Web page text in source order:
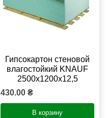
Гипсокартон стеновой
влагостойкий KNAUF
2500х1200х12,5
430.00 ₴
В корзину